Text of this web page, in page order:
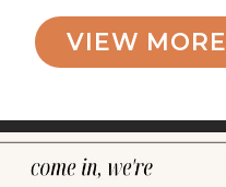
VIEW MORE